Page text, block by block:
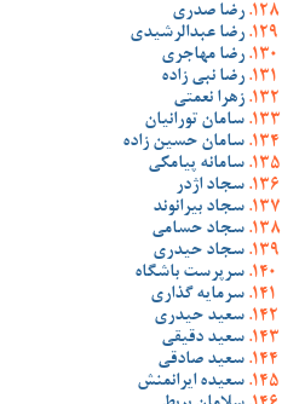
رضا صدری
رضا عبدالرشیدی
رضا مهاجری
رضا نبی زاده
زهرا نعمتی
سامان تورانیان
سامان حسین زاده
سامانه پیامکی
سجاد اژدر
سجاد بیرانوند
سجاد حسامی
سجاد حیدری
سرپرست باشگاه
سرمایه گذاری
سعید حیدری
سعید دقیقی
سعید صادقی
سعیده ایرانمنش